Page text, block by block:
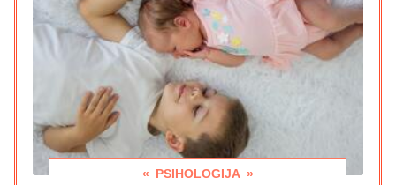
PSIHOLOGIJA